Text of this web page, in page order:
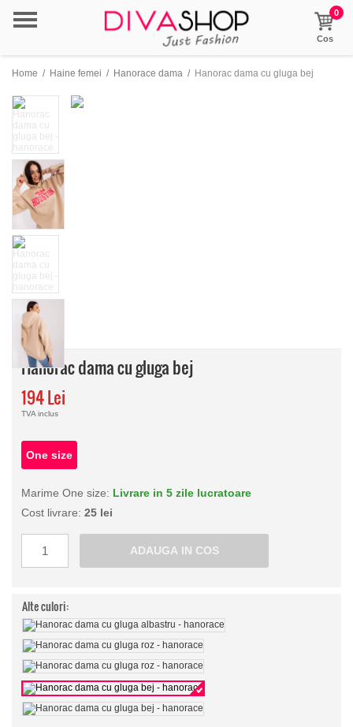
0
Cos
Home / Haine femei / Hanorace dama / Hanorac dama cu gluga bej
Hanorac dama cu gluga bej
194 Lei
TVA inclus
One size
Marime One size: Livrare in 5 zile lucratoare
Cost livrare: 25 lei
Alte culori: